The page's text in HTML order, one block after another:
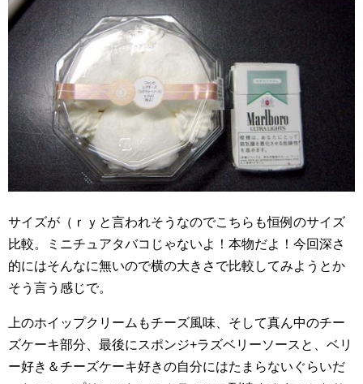
サイズが（ｒｙと言われそうなのでこちらも恒例のサイズ
比較。ミニチュアタバコじゃないよ！本物だよ！今回深さ
的にはそんなに無いので横の大きさで比較してみようとか
そう言う感じで。
上のホイップクリームもチーズ風味、そして真ん中のチー
ズケーキ部分、最後にスポンジ+ラズベリーソースと、ベリ
ー好き＆チーズケーキ好きの自分にはたまらないぐらいだ